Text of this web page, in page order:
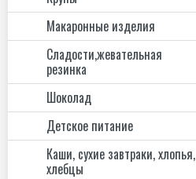
Макаронные изделия
Сладости,жевательная
резинка
Шоколад
Детское питание
Каши, сухие завтраки, хлопья,
хлебцы